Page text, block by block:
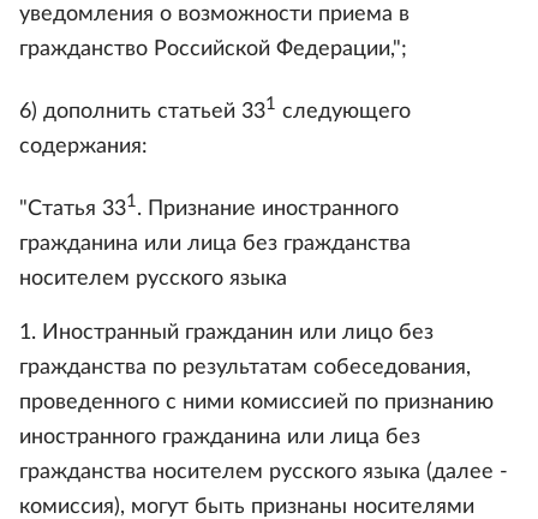
уведомления о возможности приема в
гражданство Российской Федерации,";
6) дополнить статьей 331 следующего
содержания:
"Статья 331. Признание иностранного
гражданина или лица без гражданства
носителем русского языка
1. Иностранный гражданин или лицо без
гражданства по результатам собеседования,
проведенного с ними комиссией по признанию
иностранного гражданина или лица без
гражданства носителем русского языка (далее -
комиссия), могут быть признаны носителями